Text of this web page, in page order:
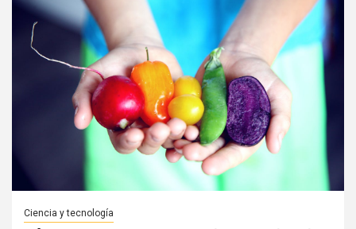
Ciencia y tecnología